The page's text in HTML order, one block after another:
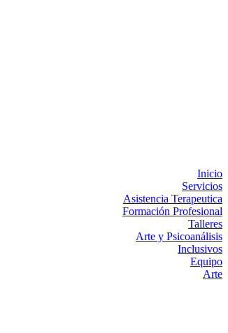
Inicio
Servicios
Asistencia Terapeutica
Formación Profesional
Talleres
Arte y Psicoanálisis
Inclusivos
Equipo
Arte